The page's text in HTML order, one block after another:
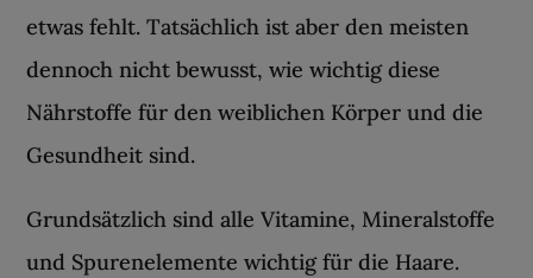
etwas fehlt. Tatsächlich ist aber den meisten
dennoch nicht bewusst, wie wichtig diese
Nährstoffe für den weiblichen Körper und die
Gesundheit sind.
Grundsätzlich sind alle Vitamine, Mineralstoffe
und Spurenelemente wichtig für die Haare.